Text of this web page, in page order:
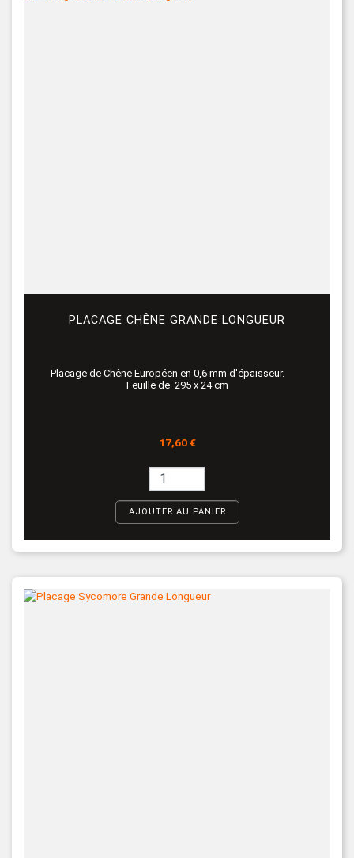
PLACAGE CHÊNE GRANDE LONGUEUR
Placage de Chêne Européen en 0,6 mm d'épaisseur.
Feuille de 295 x 24 cm
Prix
17,60 €
AJOUTER AU PANIER